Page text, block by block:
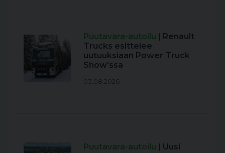
Puutavara-autoilu | Renault
Trucks esittelee
uutuuksiaan Power Truck
Show'ssa
03.08.2026
Puutavara-autoilu | Uusi